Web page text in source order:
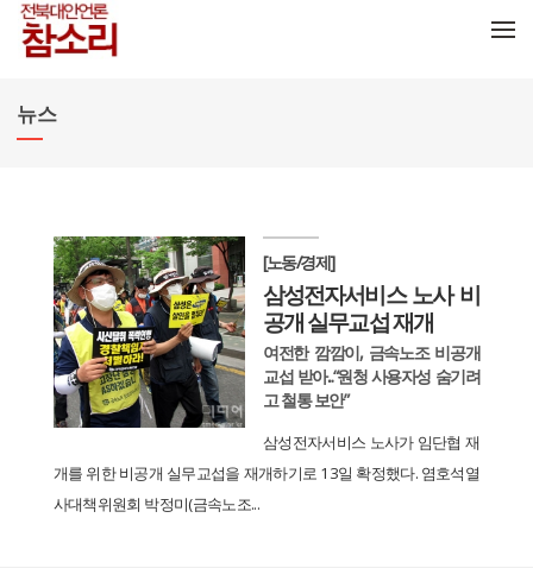
뉴스
[노동/경제]
삼성전자서비스 노사 비
공개 실무교섭 재개
여전한 깜깜이, 금속노조 비공개
교섭 받아...“원청 사용자성 숨기려
고 철통 보안”
삼성전자서비스 노사가 임단협 재
개를 위한 비공개 실무교섭을 재개하기로 13일 확정했다. 염호석열
사대책위원회 박정미(금속노조...